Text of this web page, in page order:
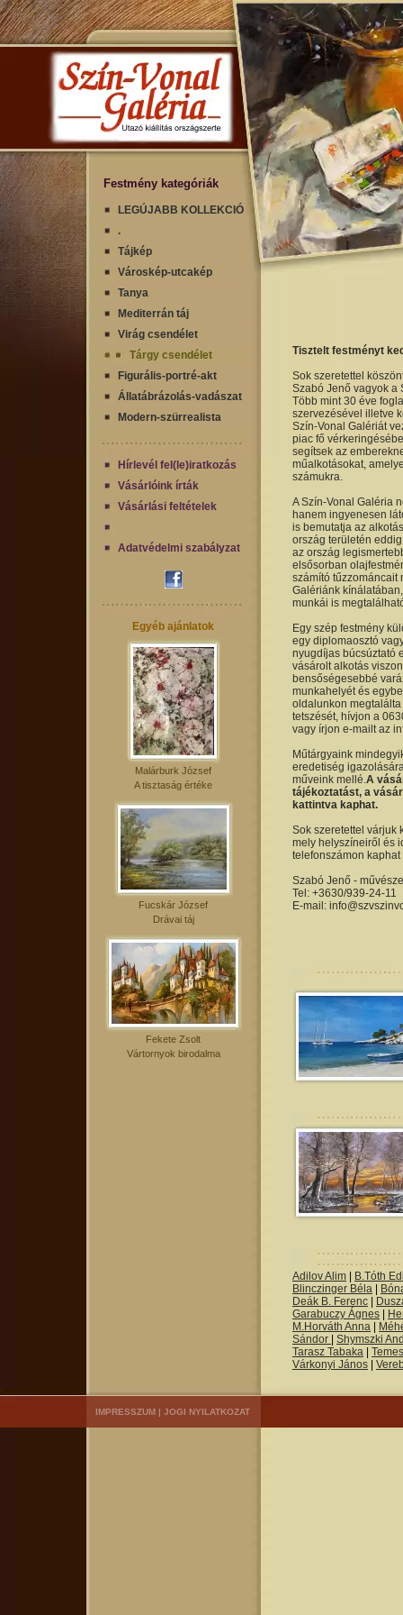
Festmény kategóriák
LEGÚJABB KOLLEKCIÓ
.
Tájkép
Városkép-utcakép
Tanya
Mediterrán táj
Virág csendélet
Tárgy csendélet
Figurális-portré-akt
Állatábrázolás-vadászat
Modern-szürrealista
Hírlevél fel(le)iratkozás
Vásárlóink írták
Vásárlási feltételek
Adatvédelmi szabályzat
Egyéb ajánlatok
Malárburk József
A tisztaság értéke
Fucskár József
Drávai táj
Fekete Zsolt
Vártornyok birodalma
Tisztelt festményt
Sok szeretettel
Szabó Jenő vagyok a
Több mint 30 éve
szervezésével illetve
Szín-Vonal Galériát
piac fő
segítsek az
műalkotásokat,
számukra.
A Szín-Vonal Galéria
hanem ingyenesen
is bemutatja az
ország területén
az ország
elsősorban
számító tűzzománcait
Galériánk
munkái is
Egy szép festmény
egy diplomaosztó
nyugdíjas búcsúztató
vásárolt alkotás
bensőségesebbé
munkahelyét és
oldalunkon
tetszését, hívjon a
vagy írjon e-mailt az
Műtárgyaink
eredetiség
műveink mellé.A
tájékoztatást, a
kattintva kaphat.
Sok szeretettel várjuk
mely helyszíneiről és
telefonszámon
Szabó Jenő -
Tel: +3630/939-24-11
E-mail:
Adilov Alim
B.Tóth
Blinczinger Béla
Deák B. Ferenc
Garabuczy Ágnes
M.Horváth Anna
Sándor
Shymszki
Tarasz Tabaka
Várkonyi János
IMPRESSZUM | JOGI NYILATKOZAT